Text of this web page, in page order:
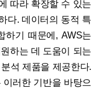
따라 확장할 수 있는
다. 데이터의 동적 특
하기 때문에, AWS는
하는 데 도움이 되는
석 제품을 제공한다.
러한 기반을 바탕으